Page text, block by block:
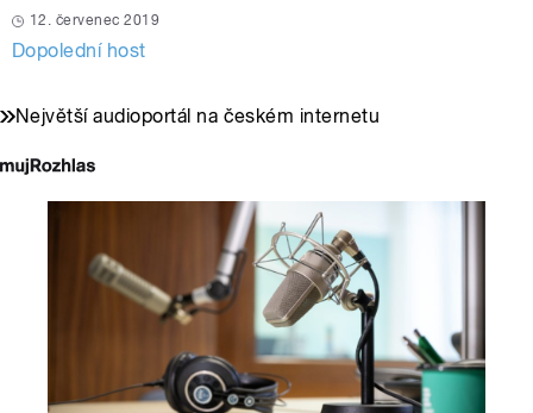
12. červenec 2019
Dopolední host
Největší audioportál na českém internetu